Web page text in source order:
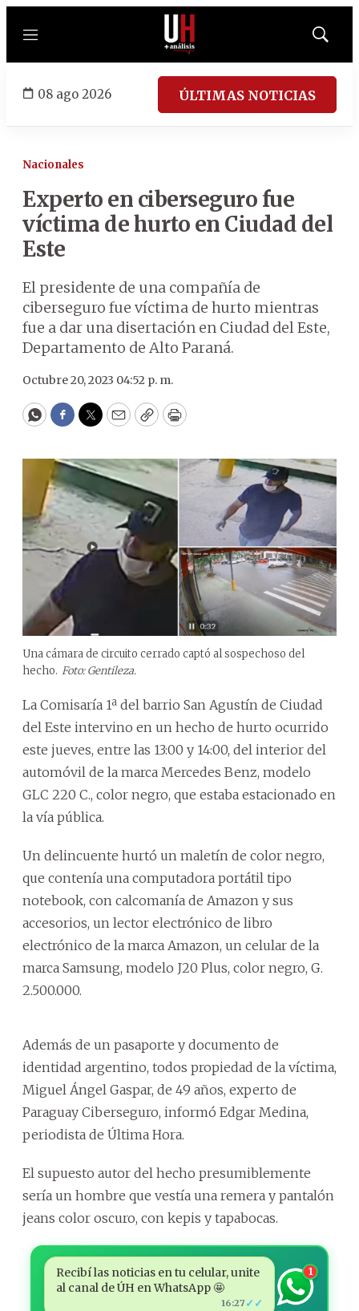
Menú
Mostrar
08 ago 2026 ÚLTIMAS NOTICIAS
Nacionales
Experto en ciberseguro fue
víctima de hurto en Ciudad del
Este
El presidente de una compañía de
ciberseguro fue víctima de hurto mientras
fue a dar una disertación en Ciudad del Este,
Departamento de Alto Paraná.
Octubre 20, 2023 04:52 p. m.
WhatsApp
Facebook
Twitter
EmailCopyPrint
Una cámara de circuito cerrado captó al sospechoso del
hecho. Foto: Gentileza.
La Comisaría 1ª del barrio San Agustín de Ciudad
del Este intervino en un hecho de hurto ocurrido
este jueves, entre las 13:00 y 14:00, del interior del
automóvil de la marca Mercedes Benz, modelo
GLC 220 C., color negro, que estaba estacionado en
la vía pública.
Un delincuente hurtó un maletín de color negro,
que contenía una computadora portátil tipo
notebook, con calcomanía de Amazon y sus
accesorios, un lector electrónico de libro
electrónico de la marca Amazon, un celular de la
marca Samsung, modelo J20 Plus, color negro, G.
2.500.000.
Además de un pasaporte y documento de
identidad argentino, todos propiedad de la víctima,
Miguel Ángel Gaspar, de 49 años, experto de
Paraguay Ciberseguro, informó Edgar Medina,
periodista de Última Hora.
El supuesto autor del hecho presumiblemente
sería un hombre que vestía una remera y pantalón
jeans color oscuro, con kepis y tapabocas.
Recibí las noticias en tu celular, unite
al canal de ÚH en WhatsApp 🤩
16:27 ✓✓
1